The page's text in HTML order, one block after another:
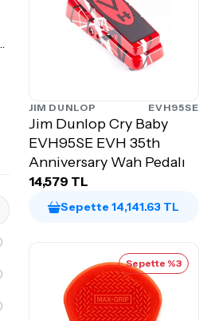
(7)
JIM DUNLOP EVH95SE
Jim Dunlop Cry Baby
EVH95SE EVH 35th
Anniversary Wah Pedalı
14,579 TL
Sepette 14,141.63 TL
Sepette %3